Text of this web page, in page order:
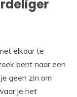
elkaar te
bent naar een
geen zin om
je het